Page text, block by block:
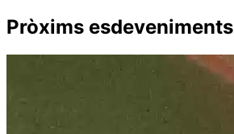
Pròxims esdeveniments